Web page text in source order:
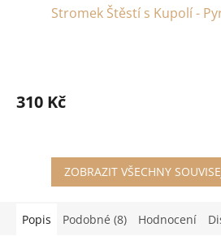
Stromek Štěstí s Kupolí -
310 Kč
ZOBRAZIT VŠECHNY
Popis Podobné (8) Hodnocení